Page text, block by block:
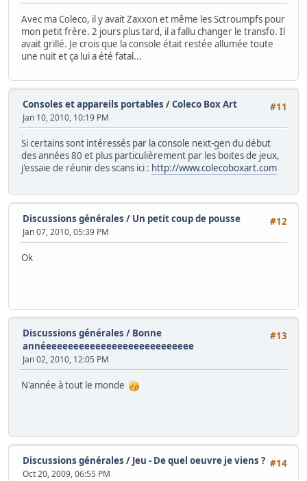
Avec ma Coleco, il y avait Zaxxon et même les Sctroumpfs pour
mon petit frère. 2 jours plus tard, il a fallu changer le transfo. Il
avait grillé. Je crois que la console était restée allumée toute
une nuit et ça lui a été fatal...
#11
Consoles et appareils portables /Coleco Box Art
Jan 10, 2010, 10:19 PM
Si certains sont intéressés par la console next-gen du début
des années 80 et plus particulièrement par les boites de jeux,
j'essaie de réunir des scans ici : http://www.colecoboxart.com
#12
Discussions générales / Un petit coup de pousse
Jan 07, 2010, 05:39 PM
Ok
#13
Discussions générales / Bonne
annéeeeeeeeeeeeeeeeeeeeeeeeeeee
Jan 02, 2010, 12:05 PM
N'année à tout le monde
#14
Discussions générales / Jeu - De quel oeuvre je viens ?
Oct 20, 2009, 06:55 PM